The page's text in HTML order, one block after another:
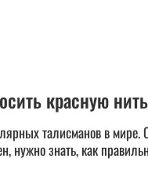
красную нить
талисманов в мире.
знать, как